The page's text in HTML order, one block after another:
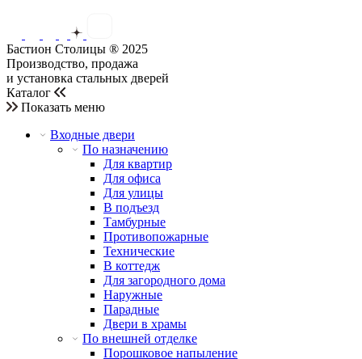
Бастион Столицы ® 2025
Производство, продажа
и установка стальных дверей
Каталог
Показать меню
Входные двери
По назначению
Для квартир
Для офиса
Для улицы
В подъезд
Тамбурные
Противопожарные
Технические
В коттедж
Для загородного дома
Наружные
Парадные
Двери в храмы
По внешней отделке
Порошковое напыление